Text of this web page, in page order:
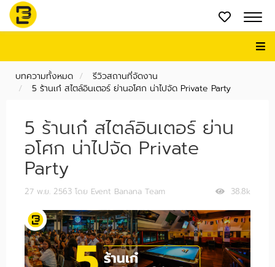
บทความทั้งหมด
รีวิวสถานที่จัดงาน
5 ร้านเก๋ สไตล์อินเตอร์ ย่านอโศก น่าไปจัด Private Party
5 ร้านเก๋ สไตล์อินเตอร์ ย่าน
อโศก น่าไปจัด Private
Party
38.8k
27 พ.ย. 2563 โดย Event Banana Team